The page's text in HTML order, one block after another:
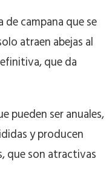
campana que se
atraen abejas al
que da
pueden ser anuales,
y producen
que son atractivas